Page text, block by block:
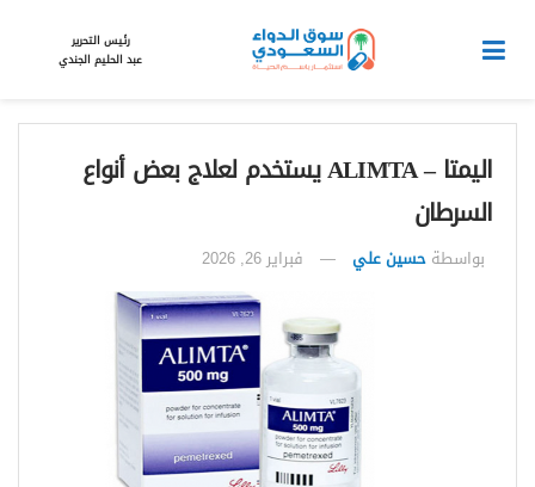
رئيس التحرير
عبد الحليم الجندي
اليمتا – ALIMTA يستخدم لعلاج بعض أنواع
السرطان
بواسطة حسين علي فبراير 26, 2026